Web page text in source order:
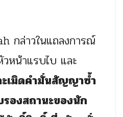
กล่าวในแถลงการณ์
หน้าแรบไบ และ
เมิดคำมั่นสัญญาซ้ำ
รองสถานะของนัก